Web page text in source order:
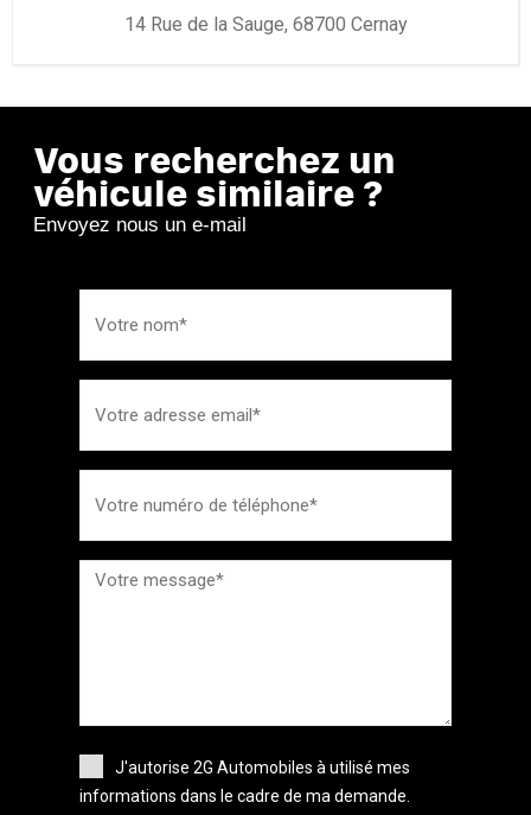
14 Rue de la Sauge, 68700 Cernay
Vous recherchez un
véhicule similaire ?
Envoyez nous un e-mail
J'autorise 2G Automobiles à utilisé mes
informations dans le cadre de ma demande.